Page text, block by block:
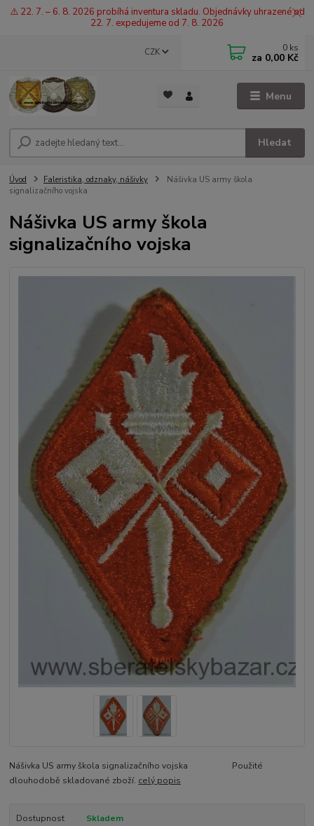
⚠️ 22. 7. – 6. 8. 2026 probíhá inventura skladu. Objednávky uhrazené od
22. 7. expedujeme od 7. 8. 2026
Menu
CZK
Hledat
0 ks
za 0,00 Kč
Úvod Faleristika, odznaky, nášivky
Nášivka US army škola
signalizačního vojska
Nášivka US army škola
signalizačního vojska
Nášivka US army škola signalizačního vojska Použité
dlouhodobě skladované zboží. celý popis
Dostupnost Skladem